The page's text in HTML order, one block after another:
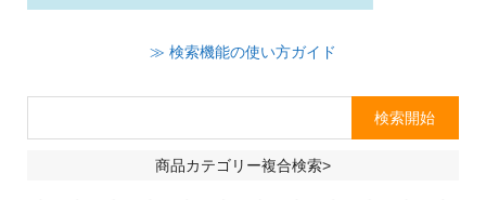
≫ 検索機能の使い方ガイド
商品カテゴリー複合検索>